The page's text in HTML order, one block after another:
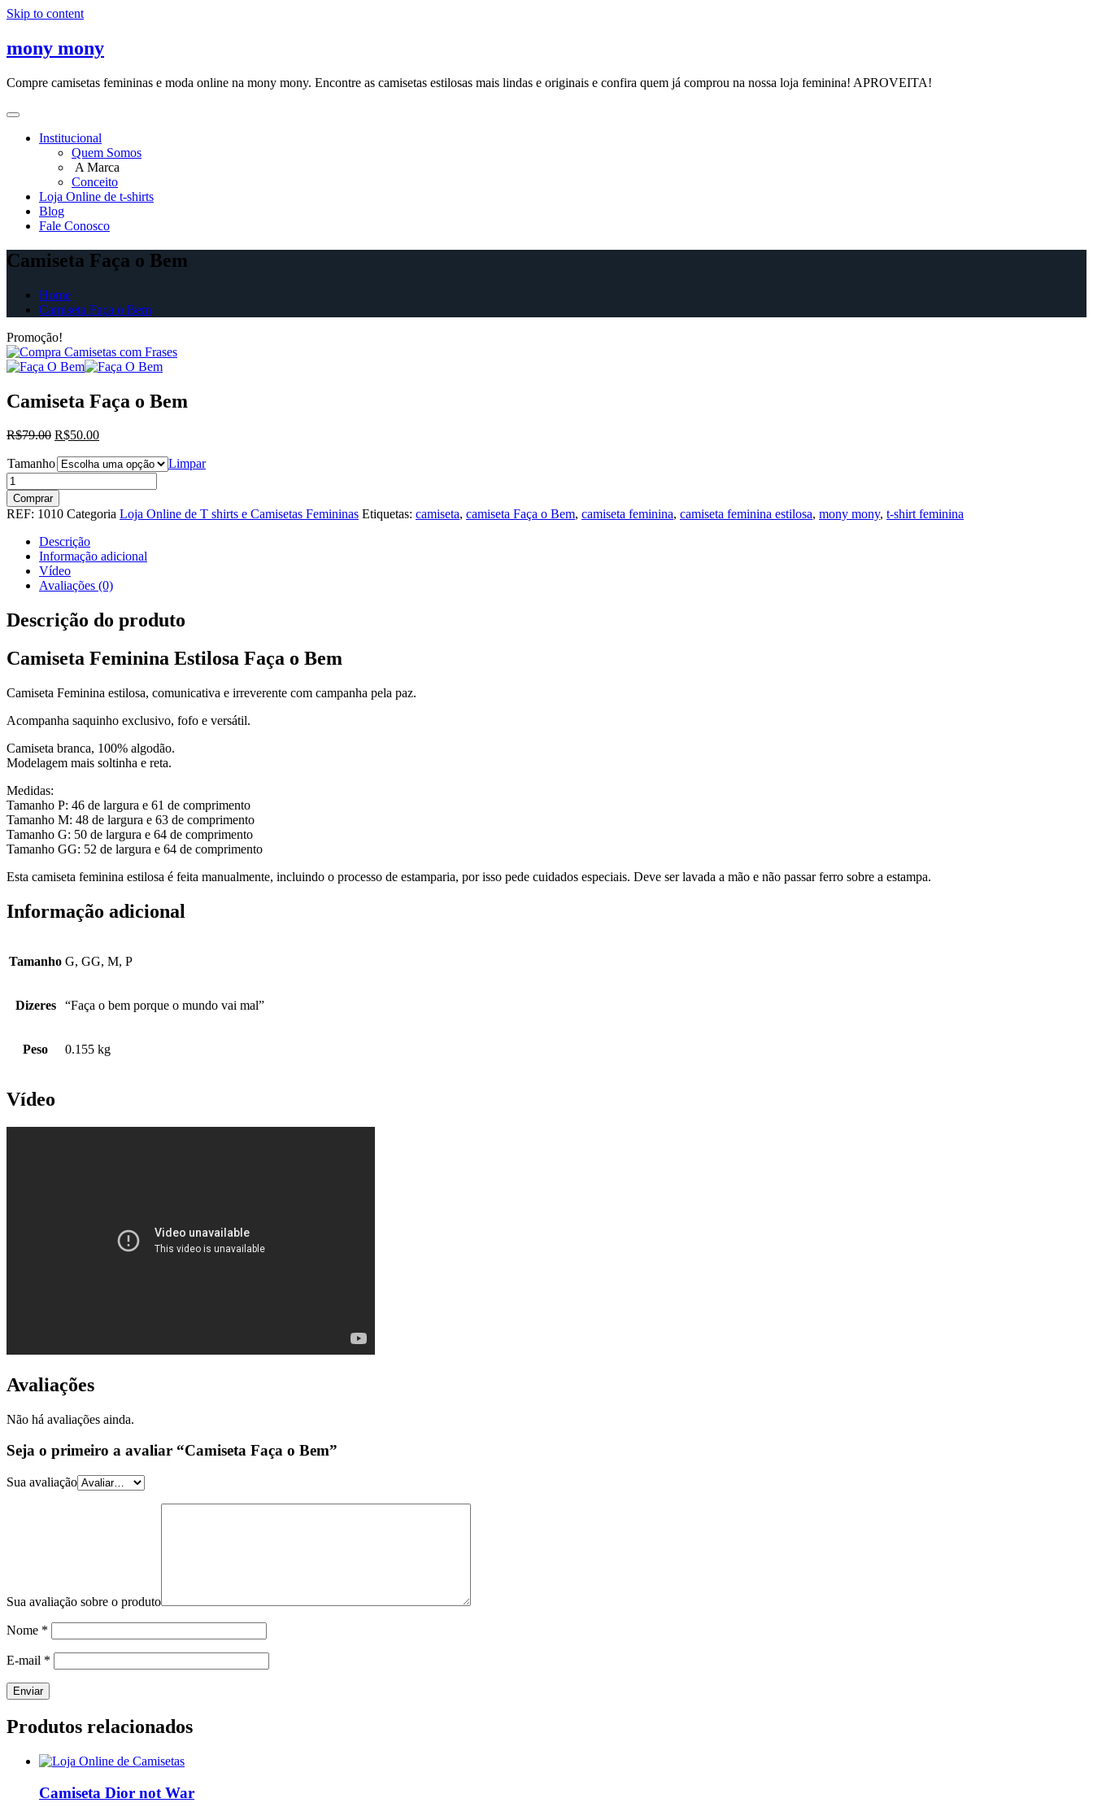
Skip to content
mony mony
Compre camisetas femininas e moda online na mony mony. Encontre as camisetas estilosas mais lindas e originais e confira quem já comprou na nossa loja feminina! APROVEITA!
Institucional
Quem Somos
A Marca
Conceito
Loja Online de t-shirts
Blog
Fale Conosco
Camiseta Faça o Bem
Home
Camiseta Faça o Bem
Promoção!
Camiseta Faça o Bem
R$79.00 R$50.00
Tamanho Limpar
Comprar
REF: 1010 Categoria Loja Online de T shirts e Camisetas Femininas Etiquetas: camiseta, camiseta Faça o Bem, camiseta feminina, camiseta feminina estilosa, mony mony, t-shirt feminina
Descrição
Informação adicional
Vídeo
Avaliações (0)
Descrição do produto
Camiseta Feminina Estilosa Faça o Bem
Camiseta Feminina estilosa, comunicativa e irreverente com campanha pela paz.
Acompanha saquinho exclusivo, fofo e versátil.
Camiseta branca, 100% algodão.
Modelagem mais soltinha e reta.
Medidas:
Tamanho P: 46 de largura e 61 de comprimento
Tamanho M: 48 de largura e 63 de comprimento
Tamanho G: 50 de largura e 64 de comprimento
Tamanho GG: 52 de largura e 64 de comprimento
Esta camiseta feminina estilosa é feita manualmente, incluindo o processo de estamparia, por isso pede cuidados especiais. Deve ser lavada a mão e não passar ferro sobre a estampa.
Informação adicional
Tamanho G, GG, M, P
Dizeres “Faça o bem porque o mundo vai mal”
Peso 0.155 kg
Vídeo
Avaliações
Não há avaliações ainda.
Seja o primeiro a avaliar “Camiseta Faça o Bem”
Sua avaliação
Sua avaliação sobre o produto
Nome *
E-mail *
Produtos relacionados
Camiseta Dior not War